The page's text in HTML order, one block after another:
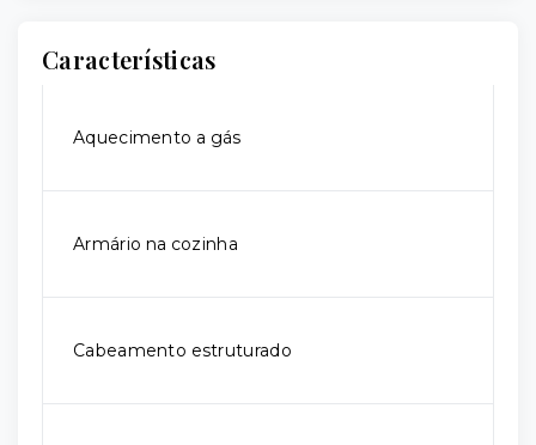
Características
Aquecimento a gás
Armário na cozinha
Cabeamento estruturado